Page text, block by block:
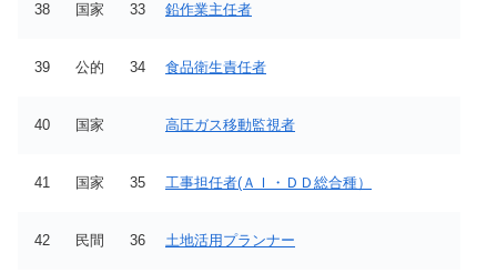
38 国家 33 鉛作業主任者
39 公的 34 食品衛生責任者
40 国家 高圧ガス移動監視者
41 国家 35 工事担任者(ＡＩ・ＤＤ総合種）
42 民間 36 土地活用プランナー